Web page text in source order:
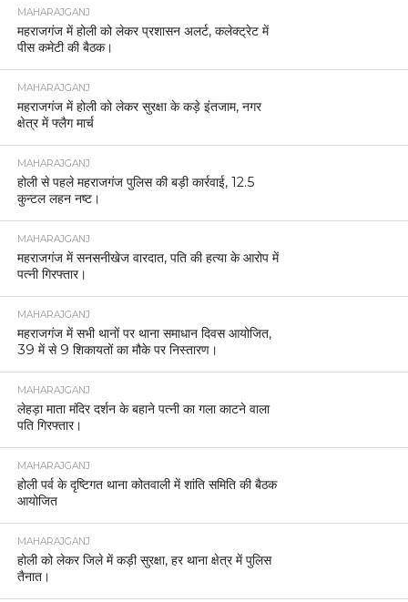
MAHARAJGANJ
महराजगंज में होली को लेकर प्रशासन अलर्ट, कलेक्ट्रेट में
पीस कमेटी की बैठक।
MAHARAJGANJ
महराजगंज में होली को लेकर सुरक्षा के कड़े इंतजाम, नगर
क्षेत्र में फ्लैग मार्च
MAHARAJGANJ
होली से पहले महराजगंज पुलिस की बड़ी कार्रवाई, 12.5
कुन्टल लहन नष्ट।
MAHARAJGANJ
महराजगंज में सनसनीखेज वारदात, पति की हत्या के आरोप में
पत्नी गिरफ्तार।
MAHARAJGANJ
महराजगंज में सभी थानों पर थाना समाधान दिवस आयोजित,
39 में से 9 शिकायतों का मौके पर निस्तारण।
MAHARAJGANJ
लेहड़ा माता मंदिर दर्शन के बहाने पत्नी का गला काटने वाला
पति गिरफ्तार।
MAHARAJGANJ
होली पर्व के दृष्टिगत थाना कोतवाली में शांति समिति की बैठक
आयोजित
MAHARAJGANJ
होली को लेकर जिले में कड़ी सुरक्षा, हर थाना क्षेत्र में पुलिस
तैनात।